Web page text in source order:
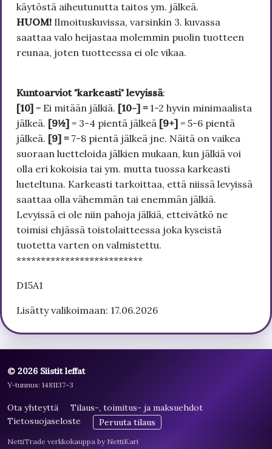
käytöstä aiheutunutta taitos ym. jälkeä.
HUOM! Ilmoituskuvissa, varsinkin 3. kuvassa
saattaa valo heijastaa molemmin puolin tuotteen
reunaa, joten tuotteessa ei ole vikaa.
Kuntoarviot "karkeasti" levyissä:
[10] = Ei mitään jälkiä. [10-] = 1-2 hyvin minimaalista
jälkeä. [9½] = 3-4 pientä jälkeä [9+] = 5-6 pientä
jälkeä. [9] = 7-8 pientä jälkeä jne. Näitä on vaikea
suoraan luetteloida jälkien mukaan, kun jälkiä voi
olla eri kokoisia tai ym. mutta tuossa karkeasti
lueteltuna. Karkeasti tarkoittaa, että niissä levyissä
saattaa olla vähemmän tai enemmän jälkiä.
Levyissä ei ole niin pahoja jälkiä, etteivätkö ne
toimisi ehjässä toistolaitteessa joka kyseistä
tuotetta varten on valmistettu.
**************************
D15A1
Lisätty valikoimaan: 17.06.2026
© 2026 Siistit leffat
Y-tunnus: 1481137-3
Ota yhteyttä
Tilaus-, toimitus- ja maksuehdot
Tietosuojaseloste
Peruuta tilaus
NettiTrade verkkokauppa by NettiKari